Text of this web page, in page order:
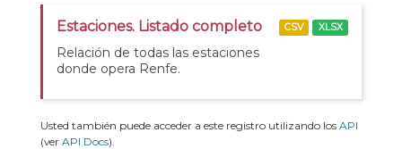
Estaciones. Listado completo
Relación de todas las estaciones
donde opera Renfe.
CSV XLSX
Usted también puede acceder a este registro utilizando los API
(ver API Docs).